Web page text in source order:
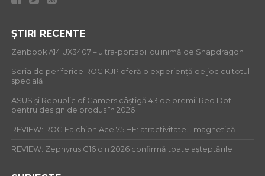
ȘTIRI RECENTE
Zenbook A14 UX3407 – ultra-portabil cu inimă de Snapdragon
Seria de periferice ROG KJP oferă o experiență de joc cu totul
specială
ASUS și Republic of Gamers câștigă 43 de premii Red Dot
pentru design de produs în 2026
REVIEW: ROG Falchion Ace 75 HE: atractivitate… magnetică
REVIEW: Zephyrus G16 din 2026 confirmă toate așteptările